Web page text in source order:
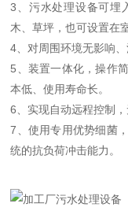
3、污水处理设备可埋
木、草坪，也可设置在
4、对周围环境无影响
5、装置一体化，操作
本低、使用寿命长。
6、实现自动远程控制，
7、使用专用优势细菌
统的抗负荷冲击能力。